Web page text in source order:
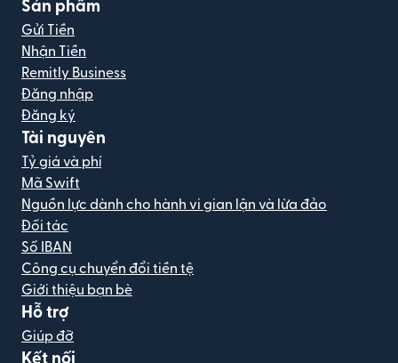
Sản phẩm
Gửi Tiền
Nhận Tiền
Remitly Business
Đăng nhập
Đăng ký
Tài nguyên
Tỷ giá và phí
Mã Swift
Nguồn lực dành cho hành vi gian lận và lừa đảo
Đối tác
Số IBAN
Công cụ chuyển đổi tiền tệ
Giới thiệu bạn bè
Hỗ trợ
Giúp đỡ
Kết nối